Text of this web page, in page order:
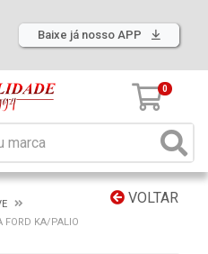
Baixe já nosso APP
0
VOLTAR
FORD KA/PALIO